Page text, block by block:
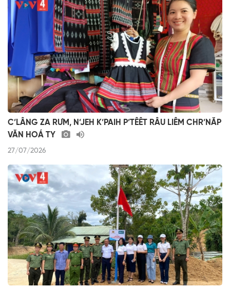
C’LÂNG ZA RƯM, N’JEH K’PAIH P’TÊÊT RÂU LIÊM CHR’NĂP
VĂN HOÁ TY
27/07/2026